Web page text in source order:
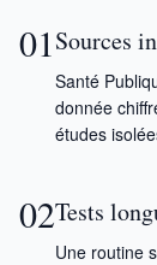
01Sources
Santé
donnée
études
02Tests
Une routine